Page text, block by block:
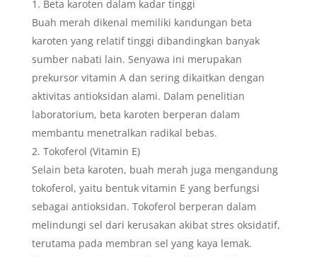
Beta karoten dalam kadar tinggi
Buah merah dikenal memiliki kandungan beta
karoten yang relatif tinggi dibandingkan banyak
sumber nabati lain. Senyawa ini merupakan
prekursor vitamin A dan sering dikaitkan dengan
aktivitas antioksidan alami. Dalam penelitian
laboratorium, beta karoten berperan dalam
membantu menetralkan radikal bebas.
Tokoferol (Vitamin E)
Selain beta karoten, buah merah juga mengandung
tokoferol, yaitu bentuk vitamin E yang berfungsi
sebagai antioksidan. Tokoferol berperan dalam
melindungi sel dari kerusakan akibat stres oksidatif,
terutama pada membran sel yang kaya lemak.